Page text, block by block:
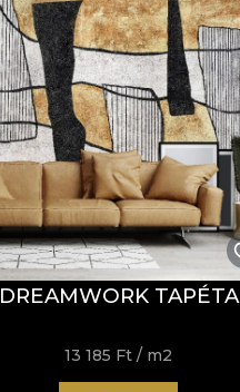
DREAMWORK TAPÉTA
13 185 Ft / m2